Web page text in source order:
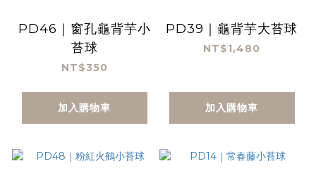
PD46｜窗孔龜背芋小
苔球
NT$350
加入購物車
PD39｜龜背芋大苔球
NT$1,480
加入購物車